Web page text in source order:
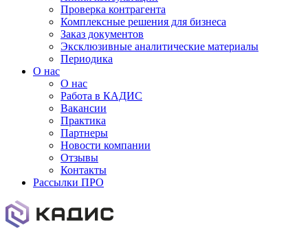
Проверка контрагента
Комплексные решения для бизнеса
Заказ документов
Эксклюзивные аналитические материалы
Периодика
О нас
О нас
Работа в КАДИС
Вакансии
Практика
Партнеры
Новости компании
Отзывы
Контакты
Рассылки ПРО